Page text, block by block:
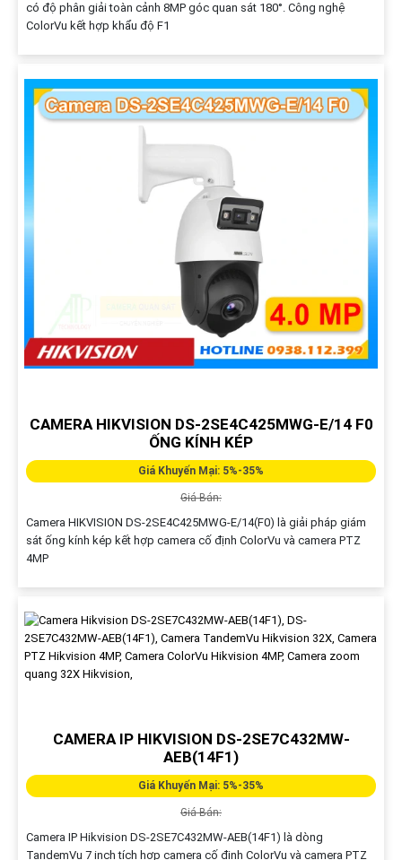
có độ phân giải toàn cảnh 8MP góc quan sát 180°. Công nghệ
ColorVu kết hợp khẩu độ F1
CAMERA HIKVISION DS-2SE4C425MWG-E/14 F0
ỐNG KÍNH KÉP
Giá Khuyến Mại: 5%-35%
Giá Bán:
Camera HIKVISION DS-2SE4C425MWG-E/14(F0) là giải pháp giám
sát ống kính kép kết hợp camera cố định ColorVu và camera PTZ
4MP
CAMERA IP HIKVISION DS-2SE7C432MW-
AEB(14F1)
Giá Khuyến Mại: 5%-35%
Giá Bán:
Camera IP Hikvision DS-2SE7C432MW-AEB(14F1) là dòng
TandemVu 7 inch tích hợp camera cố định ColorVu và camera PTZ